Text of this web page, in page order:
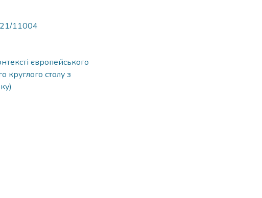
11004
європейського
круглого столу з